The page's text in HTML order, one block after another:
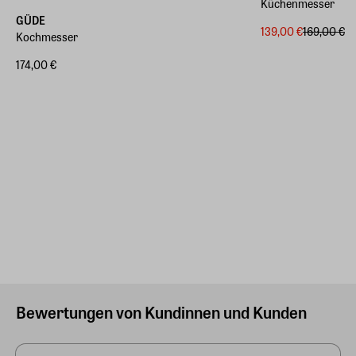
GÜDE
Kochmesser
174,00 €
Küchenmesser
139,00 €169,00 €
Bewertungen von Kundinnen und Kunden